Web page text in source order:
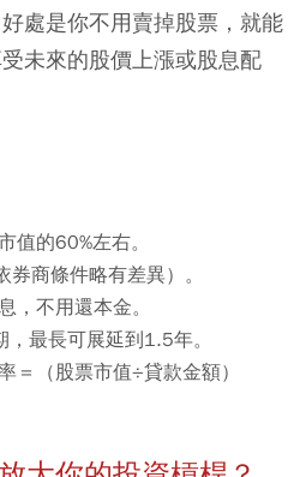
處是你不用賣掉股票，就能
未來的股價上漲或股息配
值的60%左右。
商條件略有差異）。
，不用還本金。
最長可展延到1.5年。
＝（股票市值÷貸款金額）